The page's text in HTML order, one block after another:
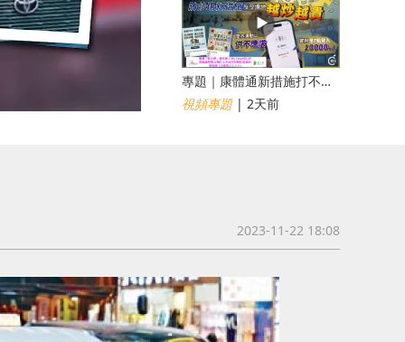
專題｜康體通新措施打不倒黃牛？室內運動場一場難求越炒越貴
視頻專題| 2天前
2023-11-22 18:08